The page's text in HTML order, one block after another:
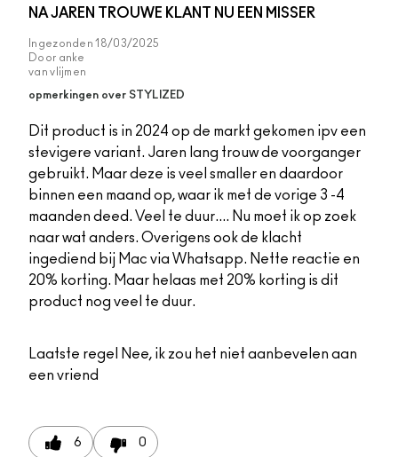
NA JAREN TROUWE KLANT NU EEN MISSER
Ingezonden18/03/2025
Door anke
van vlijmen
opmerkingen over STYLIZED
Dit product is in 2024 op de markt gekomen ipv een
stevigere variant. Jaren lang trouw de voorganger
gebruikt. Maar deze is veel smaller en daardoor
binnen een maand op, waar ik met de vorige 3 -4
maanden deed. Veel te duur.... Nu moet ik op zoek
naar wat anders. Overigens ook de klacht
ingediend bij Mac via Whatsapp. Nette reactie en
20% korting. Maar helaas met 20% korting is dit
product nog veel te duur.
Laatste regel
Nee, ik zou het niet aanbevelen aan
een vriend
6 0